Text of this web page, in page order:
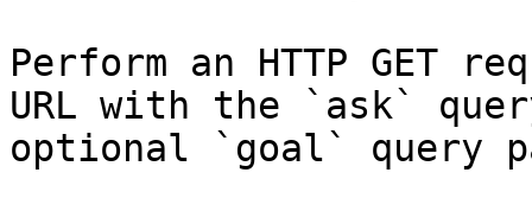
Perform an HTTP GET
URL with the `ask`
optional `goal` query